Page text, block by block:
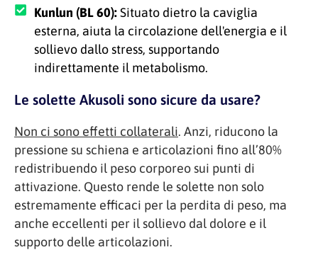
Kunlun (BL 60):Situato dietro la caviglia
esterna, aiuta la circolazione dell'energia e il
sollievo dallo stress, supportando
indirettamente il metabolismo.
Le solette Akusoli sono sicure da usare?
Non ci sono effetti collaterali. Anzi, riducono la
pressione su schiena e articolazioni fino all’80%
redistribuendo il peso corporeo sui punti di
attivazione. Questo rende le solette non solo
estremamente efficaci per la perdita di peso, ma
anche eccellenti per il sollievo dal dolore e il
supporto delle articolazioni.